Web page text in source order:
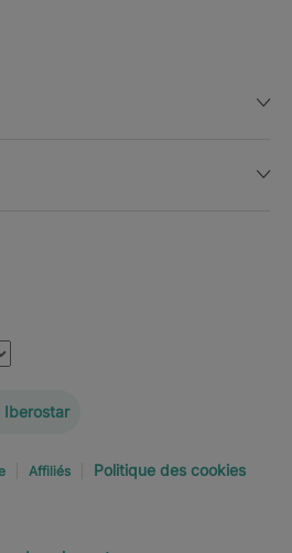
Iberostar
Affiliés Politique des cookies